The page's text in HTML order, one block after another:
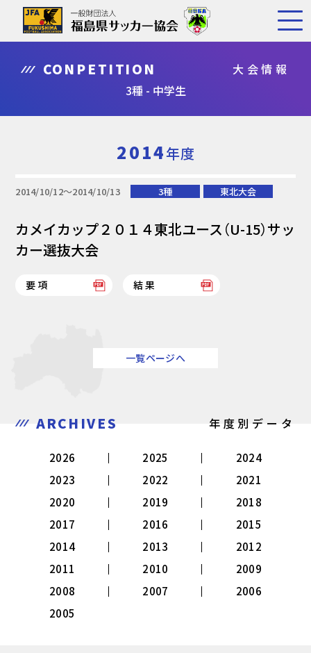
CONPETITION
大会情報
3種 - 中学生
2014年度
2014/10/12〜2014/10/13 3種 東北大会
カメイカップ２０１４東北ユース（U-15）サッ
カー選抜大会
要項 結果
一覧ページへ
ARCHIVES 年度別データ
2026 2025
2024
2023
2022
2021
2020
2019
2018
2017
2016
2015
2014
2013
2012
2011
2010
2009
2008
2007
2006
2005